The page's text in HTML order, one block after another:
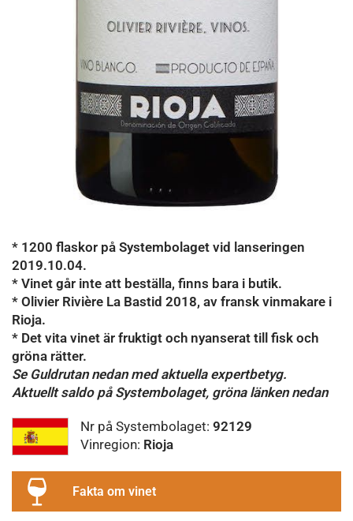
* 1200 flaskor på Systembolaget vid lanseringen
2019.10.04.
* Vinet går inte att beställa, finns bara i butik.
* Olivier Rivière La Bastid 2018, av fransk vinmakare i
Rioja.
* Det vita vinet är fruktigt och nyanserat till fisk och
gröna rätter.
Se Guldrutan nedan med aktuella expertbetyg.
Aktuellt saldo på Systembolaget, gröna länken nedan
Nr på Systembolaget: 92129
Vinregion: Rioja
Fakta om vinet